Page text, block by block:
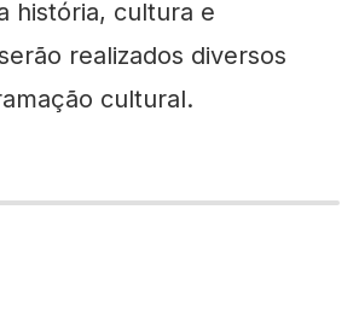
história, cultura e
realizados diversos
cultural.